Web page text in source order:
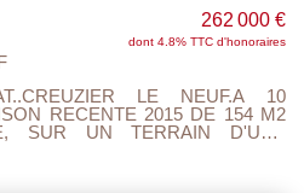
262 000 €
dont 4.8% TTC d'honoraires
LE NEUF.A 10
RECENTE 2015 DE 154 M2
SUR UN TERRAIN D'UNE